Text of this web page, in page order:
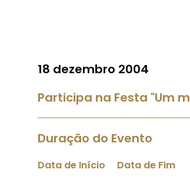
18 dezembro 2004
Participa na Festa "Um
Duração do Evento
Data de Início Data de Fim